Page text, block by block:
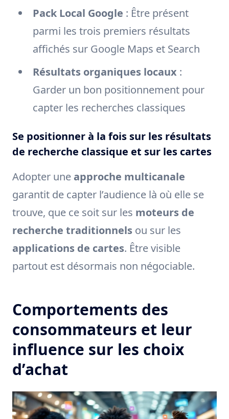
Pack Local Google : Être présent
parmi les trois premiers résultats
affichés sur Google Maps et Search
Résultats organiques locaux :
Garder un bon positionnement pour
capter les recherches classiques
Se positionner à la fois sur les résultats
de recherche classique et sur les cartes
Adopter une approche multicanale
garantit de capter l’audience là où elle se
trouve, que ce soit sur les moteurs de
recherche traditionnels ou sur les
applications de cartes. Être visible
partout est désormais non négociable.
Comportements des
consommateurs et leur
influence sur les choix
d’achat